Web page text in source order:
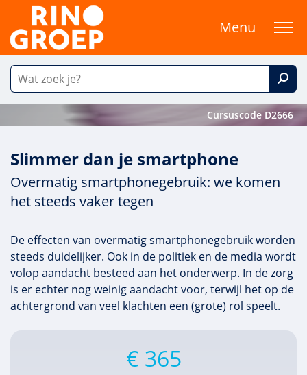
Menu
Cursuscode D2666
Slimmer dan je smartphone
Overmatig smartphonegebruik: we komen
het steeds vaker tegen
De effecten van overmatig smartphonegebruik worden
steeds duidelijker. Ook in de politiek en de media wordt
volop aandacht besteed aan het onderwerp. In de zorg
is er echter nog weinig aandacht voor, terwijl het op de
achtergrond van veel klachten een (grote) rol speelt.
€ 365